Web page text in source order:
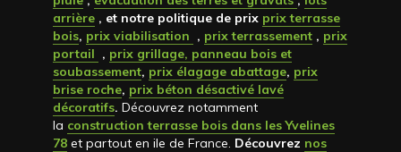
arrière , et notre politique de prix prix terrasse
bois, prix viabilisation , prix terrassement , prix
portail , prix grillage, panneau bois et
soubassement, prix élagage abattage, prix
brise roche, prix béton désactivé lavé
décoratifs. Découvrez notamment
la construction terrasse bois dans les Yvelines
78 et partout en ile de France. Découvrez nos